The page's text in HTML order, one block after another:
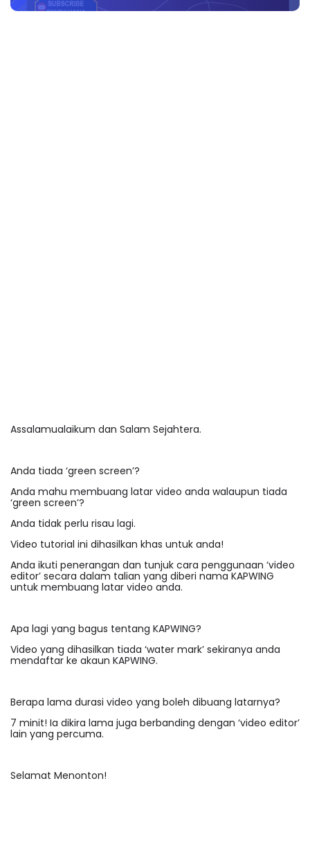
Assalamualaikum dan Salam Sejahtera.
Anda tiada ‘green screen’?
Anda mahu membuang latar video anda walaupun tiada
‘green screen’?
Anda tidak perlu risau lagi.
Video tutorial ini dihasilkan khas untuk anda!
Anda ikuti penerangan dan tunjuk cara penggunaan ‘video
editor’ secara dalam talian yang diberi nama KAPWING
untuk membuang latar video anda.
Apa lagi yang bagus tentang KAPWING?
Video yang dihasilkan tiada ‘water mark’ sekiranya anda
mendaftar ke akaun KAPWING.
Berapa lama durasi video yang boleh dibuang latarnya?
7 minit! Ia dikira lama juga berbanding dengan ‘video editor’
lain yang percuma.
Selamat Menonton!